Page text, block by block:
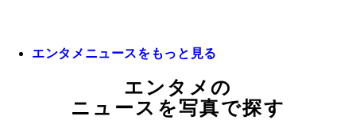
エンタメニュースをもっと見る
エンタメの
ニュースを写真で探す